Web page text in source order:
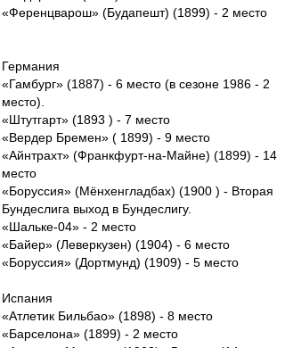
«Ференцварош» (Будапешт) (1899) - 2 место
Германия
«Гамбург» (1887) - 6 место (в сезоне 1986 - 2
место).
«Штутгарт» (1893 ) - 7 место
«Вердер Бремен» ( 1899) - 9 место
«Айнтрахт» (Франкфурт-на-Майне) (1899) - 14
место
«Боруссия» (Мёнхенгладбах) (1900 ) - Вторая
Бундеслига выход в Бундеслигу.
«Шальке-04» - 2 место
«Байер» (Леверкузен) (1904) - 6 место
«Боруссия» (Дортмунд) (1909) - 5 место
Испания
«Атлетик Бильбао» (1898) - 8 место
«Барселона» (1899) - 2 место